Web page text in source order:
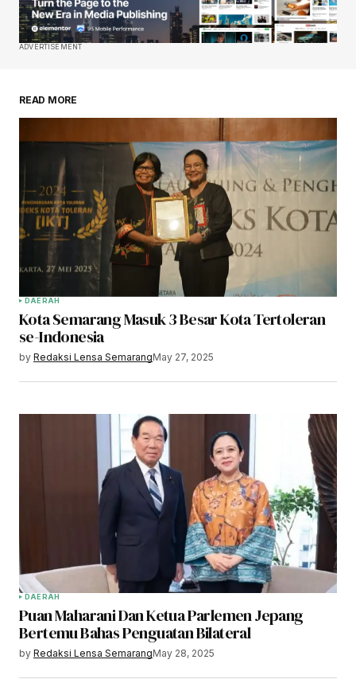
ADVERTISEMENT
READ MORE
DAERAH
Kota Semarang Masuk 3 Besar Kota Tertoleran
se-Indonesia
by Redaksi Lensa SemarangMay 27, 2025
DAERAH
Puan Maharani Dan Ketua Parlemen Jepang
Bertemu Bahas Penguatan Bilateral
by Redaksi Lensa SemarangMay 28, 2025